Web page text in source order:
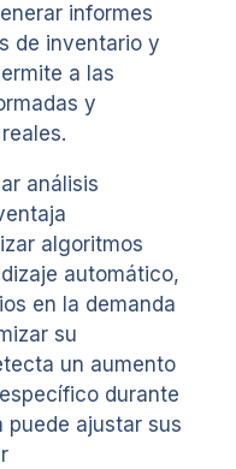
informes
de inventario y
a las
y
análisis
algoritmos
automático,
en la demanda
su
un aumento
durante
puede ajustar sus